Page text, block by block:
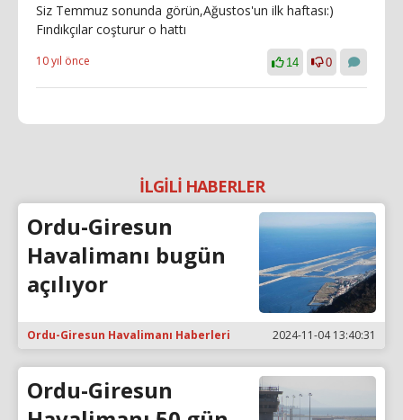
Siz Temmuz sonunda görün,Ağustos'un ilk haftası:)
Fındıkçılar coşturur o hattı
10 yıl önce 14 0
İLGİLİ HABERLER
Ordu-Giresun
Havalimanı bugün
açılıyor
Ordu-Giresun Havalimanı Haberleri 2024-11-04 13:40:31
Ordu-Giresun